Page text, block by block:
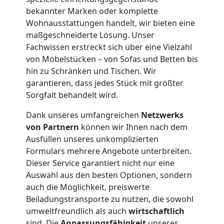
bekannter Marken oder komplette
Wohnausstattungen handelt, wir bieten eine
maßgeschneiderte Lösung. Unser
Fachwissen erstreckt sich über eine Vielzahl
von Möbelstücken – von Sofas und Betten bis
hin zu Schränken und Tischen. Wir
garantieren, dass jedes Stück mit größter
Sorgfalt behandelt wird.
Dank unseres umfangreichen Netzwerks
von Partnern können wir Ihnen nach dem
Ausfüllen unseres unkomplizierten
Formulars mehrere Angebote unterbreiten.
Dieser Service garantiert nicht nur eine
Auswahl aus den besten Optionen, sondern
auch die Möglichkeit, preiswerte
Beiladungstransporte zu nutzen, die sowohl
umweltfreundlich als auch wirtschaftlich
Möbelmontage
Wolfsberg
Möbeltransport
Wolfsberg
Beiladung
Wolfsberg
Mini